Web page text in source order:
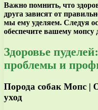
Важно помнить, что
друга зависят от
мы ему уделяем. Следуя
обеспечите вашему мопсу
Здоровье
проблемы и
Порода собак Мопс |
уход